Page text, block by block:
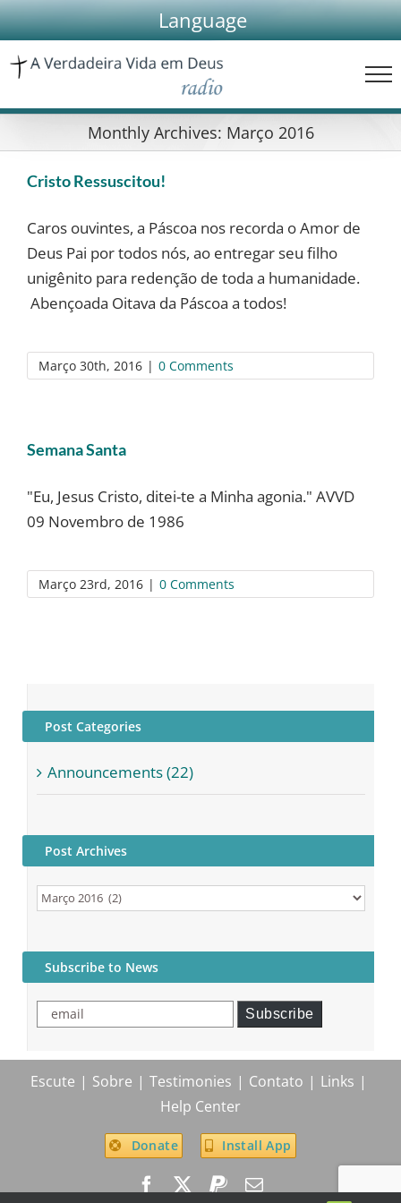
Skip
to
content
Language
Monthly Archives: Março 2016
Cristo Ressuscitou!
Caros ouvintes, a Páscoa nos recorda o Amor de
Deus Pai por todos nós, ao entregar seu filho
unigênito para redenção de toda a humanidade.
Abençoada Oitava da Páscoa a todos!
Março 30th, 2016 | 0 Comments
Semana Santa
"Eu, Jesus Cristo, ditei-te a Minha agonia." AVVD
09 Novembro de 1986
Março 23rd, 2016 | 0 Comments
Post Categories
Announcements (22)
Post Archives
Post
Subscribe to News
email Subscribe
Escute Sobre Testimonies Contato
Links
Help Center
Donate Install App